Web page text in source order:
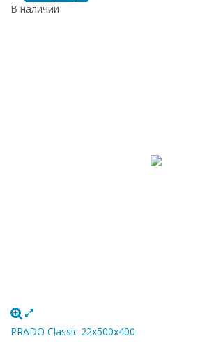
В наличии
PRADO Classic 22х500х400